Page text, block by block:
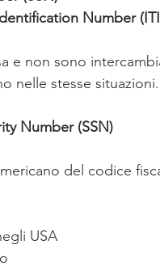
Number
e non sono
nelle stesse situazioni.
Number (SSN)
del codice
USA